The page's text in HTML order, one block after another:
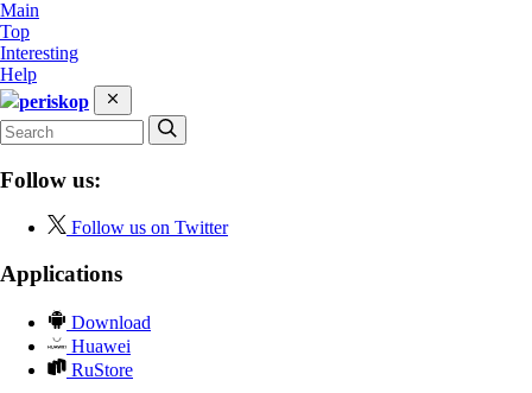
Main
Top
Interesting
Help
periskop
Follow us:
Follow us on Twitter
Applications
Download
Huawei
RuStore